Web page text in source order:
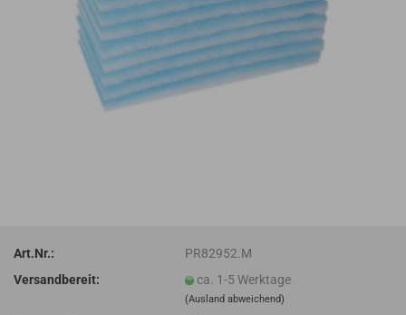
Art.Nr.:
PR82952.M
Versandbereit:
ca. 1-5 Werktage
(Ausland abweichend)